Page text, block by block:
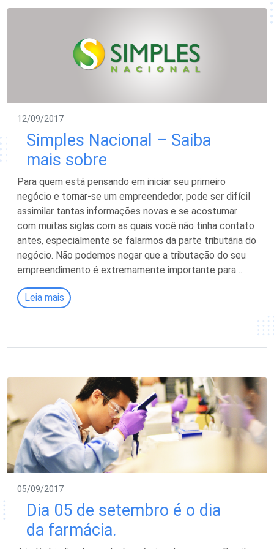
12/09/2017
Simples Nacional – Saiba
mais sobre
Para quem está pensando em iniciar seu primeiro
negócio e tornar-se um empreendedor, pode ser difícil
assimilar tantas informações novas e se acostumar
com muitas siglas com as quais você não tinha contato
antes, especialmente se falarmos da parte tributária do
negócio. Não podemos negar que a tributação do seu
empreendimento é extremamente importante para…
Leia mais
05/09/2017
Dia 05 de setembro é o dia
da farmácia.